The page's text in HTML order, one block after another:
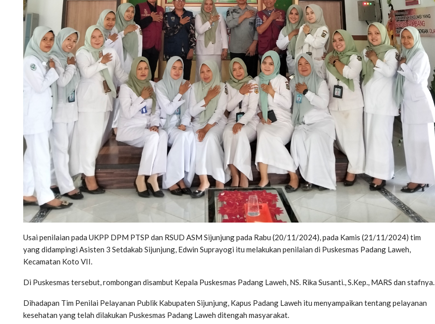
Usai penilaian pada UKPP DPM PTSP dan RSUD ASM Sijunjung pada Rabu (20/11/2024), pada Kamis (21/11/2024) tim
yang didampingi Asisten 3 Setdakab Sijunjung, Edwin Suprayogi itu melakukan penilaian di Puskesmas Padang Laweh,
Kecamatan Koto VII.
Di Puskesmas tersebut, rombongan disambut Kepala Puskesmas Padang Laweh, NS. Rika Susanti., S.Kep., MARS dan stafnya.
Dihadapan Tim Penilai Pelayanan Publik Kabupaten Sijunjung, Kapus Padang Laweh itu menyampaikan tentang pelayanan
kesehatan yang telah dilakukan Puskesmas Padang Laweh ditengah masyarakat.